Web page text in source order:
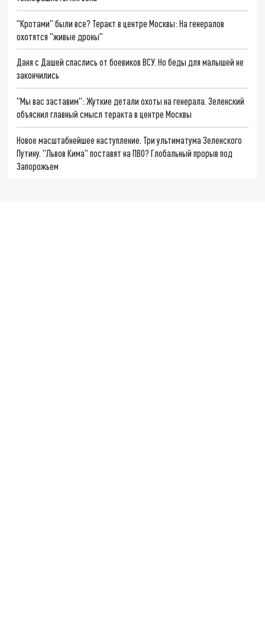
"Кротами" были все? Теракт в центре Москвы: На генералов
охотятся "живые дроны"
Даня с Дашей спаслись от боевиков ВСУ. Но беды для малышей не
закончились
"Мы вас заставим": Жуткие детали охоты на генерала. Зеленский
объяснил главный смысл теракта в центре Москвы
Новое масштабнейшее наступление. Три ультиматума Зеленского
Путину. "Львов Кима" поставят на ПВО? Глобальный прорыв под
Запорожьем